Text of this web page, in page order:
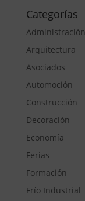
Categorías
Administración
Arquitectura
Asociados
Automoción
Construcción
Decoración
Economía
Ferias
Formación
Frío Industrial